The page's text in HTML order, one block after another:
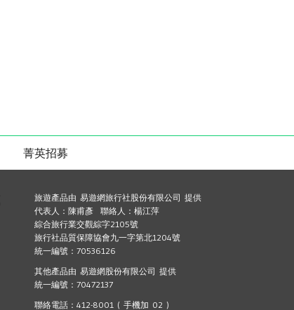
菁英招募
旅遊產品由 易遊網旅行社股份有限公司 提供
代表人：陳甫彥 聯絡人：楊江萍
綜合旅行業交觀綜字2105號
旅行社品質保障協會九一字第北1204號
統一編號：70536126
其他產品由 易遊網股份有限公司 提供
統一編號：70472137
聯絡電話：412-8001 ( 手機加 02 )